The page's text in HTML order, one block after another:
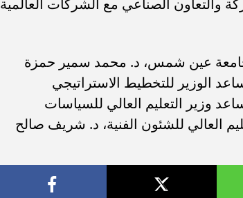
جامعة عين شمس، د. محمد سمير حمزة
الوزير للتخطيط الاستراتيجي
وزير التعليم العالي للسياسات
العالي للشئون الفنية، د. شريف صالح